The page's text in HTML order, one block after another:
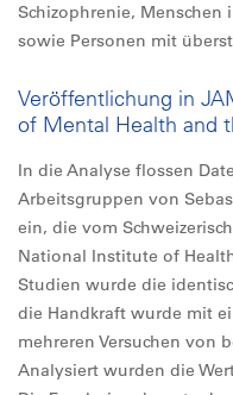
Schizophrenie, Menschen
sowie Personen mit
Veröffentlichung in
of Mental Health and
In die Analyse flossen
Arbeitsgruppen von
ein, die vom
National Institute of
Studien wurde die
die Handkraft wurde mit
mehreren Versuchen von
Analysiert wurden die